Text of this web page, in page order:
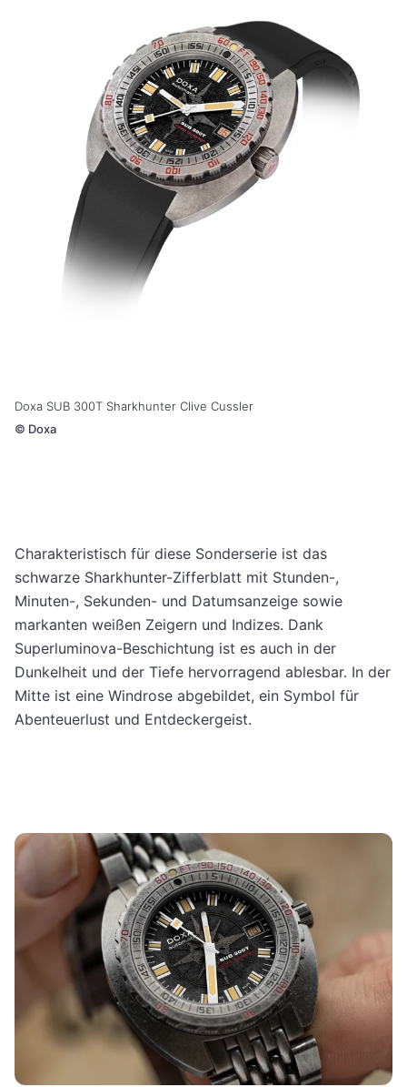
Doxa SUB 300T Sharkhunter Clive Cussler
© Doxa
Charakteristisch für diese Sonderserie ist das
schwarze Sharkhunter-Zifferblatt mit Stunden-,
Minuten-, Sekunden- und Datumsanzeige sowie
markanten weißen Zeigern und Indizes. Dank
Superluminova-Beschichtung ist es auch in der
Dunkelheit und der Tiefe hervorragend ablesbar. In der
Mitte ist eine Windrose abgebildet, ein Symbol für
Abenteuerlust und Entdeckergeist.